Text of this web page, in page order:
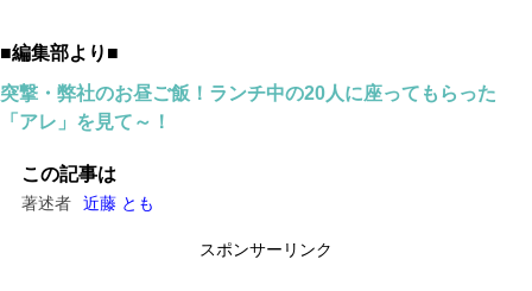
■編集部より■
突撃・弊社のお昼ご飯！ランチ中の20人に座ってもらった
「アレ」を見て～！
この記事は
著述者 近藤 とも
スポンサーリンク